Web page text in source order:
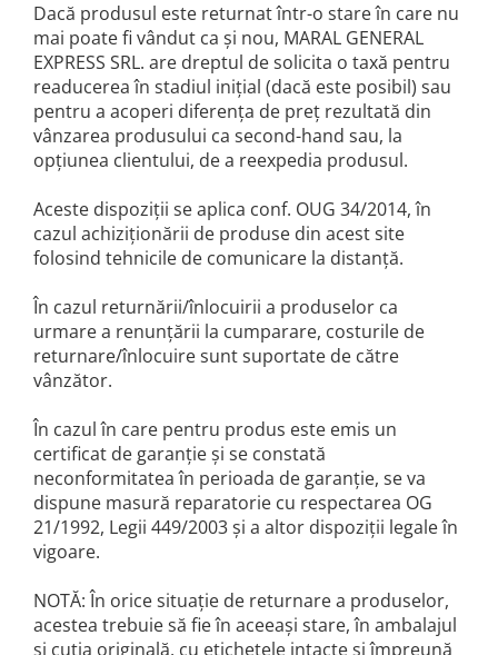
Dacă produsul este returnat într-o stare în care nu
mai poate fi vândut ca şi nou, MARAL GENERAL
EXPRESS SRL. are dreptul de solicita o taxă pentru
readucerea în stadiul iniţial (dacă este posibil) sau
pentru a acoperi diferenţa de preţ rezultată din
vânzarea produsului ca second-hand sau, la
opţiunea clientului, de a reexpedia produsul.
Aceste dispoziţii se aplica conf. OUG 34/2014, în
cazul achiziţionării de produse din acest site
folosind tehnicile de comunicare la distanţă.
În cazul returnării/înlocuirii a produselor ca
urmare a renunţării la cumparare, costurile de
returnare/înlocuire sunt suportate de către
vânzător.
În cazul în care pentru produs este emis un
certificat de garanţie şi se constată
neconformitatea în perioada de garanţie, se va
dispune masură reparatorie cu respectarea OG
21/1992, Legii 449/2003 şi a altor dispoziţii legale în
vigoare.
NOTĂ: În orice situaţie de returnare a produselor,
acestea trebuie să fie în aceeaşi stare, în ambalajul
şi cutia originală, cu etichetele intacte şi împreună